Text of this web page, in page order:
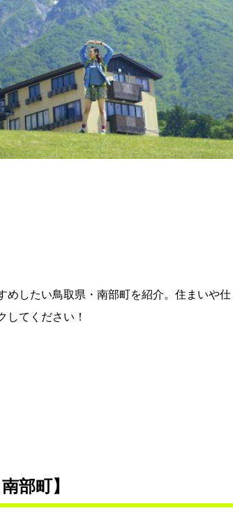
めしたい鳥取県・南部町を紹介。住まいや仕
てください！
部町】